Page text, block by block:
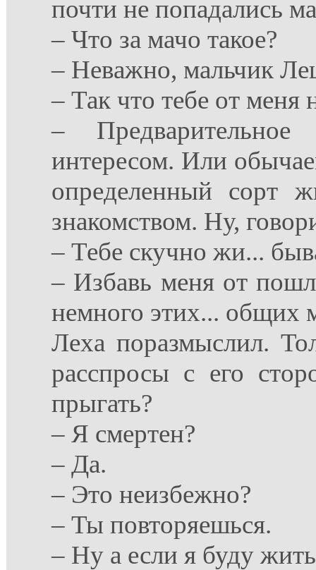
почти не попадались
– Что за мачо такое?
– Неважно, мальчик
– Так что тебе от меня
–
интересом. Или
определенный сорт
знакомством. Ну,
– Тебе скучно жи...
– Избавь меня от
немного этих... общих
Леха поразмыслил.
расспросы с его
прыгать?
– Я смертен?
– Да.
– Это неизбежно?
– Ты повторяешься.
– Ну а если я буду